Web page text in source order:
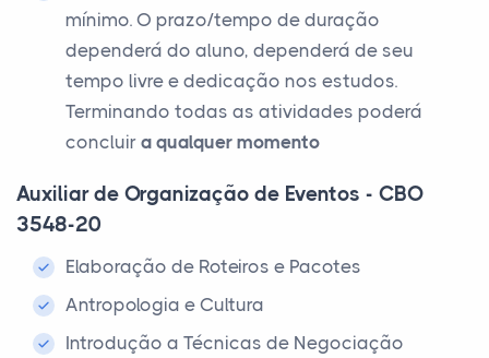
mínimo. O prazo/tempo de duração
dependerá do aluno, dependerá de seu
tempo livre e dedicação nos estudos.
Terminando todas as atividades poderá
concluir a qualquer momento
Auxiliar de Organização de Eventos - CBO
3548-20
Elaboração de Roteiros e Pacotes
Antropologia e Cultura
Introdução a Técnicas de Negociação